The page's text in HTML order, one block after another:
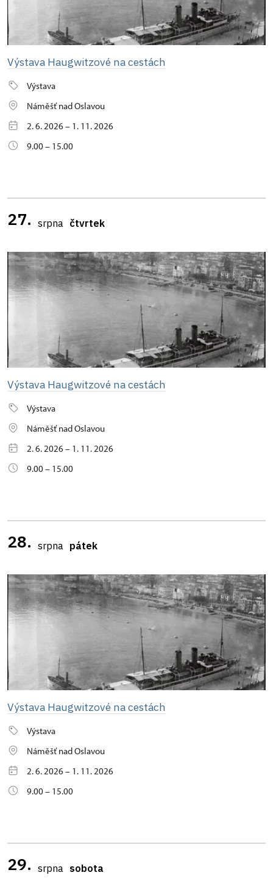
Výstava Haugwitzové na cestách
Výstava
Náměšť nad Oslavou
2. 6. 2026 – 1. 11. 2026
9.00 – 15.00
27. srpna čtvrtek
Výstava Haugwitzové na cestách
Výstava
Náměšť nad Oslavou
2. 6. 2026 – 1. 11. 2026
9.00 – 15.00
28. srpna pátek
Výstava Haugwitzové na cestách
Výstava
Náměšť nad Oslavou
2. 6. 2026 – 1. 11. 2026
9.00 – 15.00
29. srpna sobota